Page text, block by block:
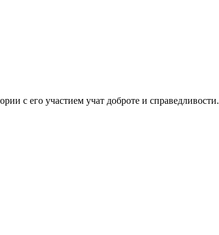
с его участием учат доброте и справедливости.